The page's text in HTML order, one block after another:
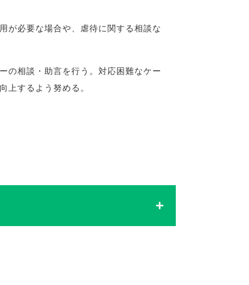
が必要な場合や、虐待に関する相談な
の相談・助言を行う。対応困難なケー
上するよう努める。